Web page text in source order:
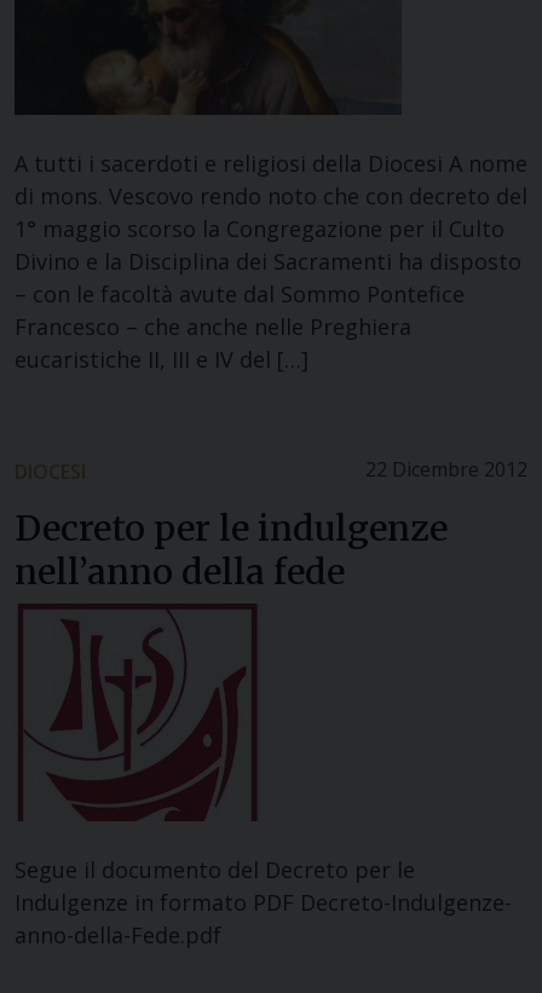
A tutti i sacerdoti e religiosi della Diocesi A nome
di mons. Vescovo rendo noto che con decreto del
1° maggio scorso la Congregazione per il Culto
Divino e la Disciplina dei Sacramenti ha disposto
– con le facoltà avute dal Sommo Pontefice
Francesco – che anche nelle Preghiera
eucaristiche II, III e IV del […]
22 Dicembre 2012
DIOCESI
Decreto per le indulgenze
nell’anno della fede
Segue il documento del Decreto per le
Indulgenze in formato PDF Decreto-Indulgenze-
anno-della-Fede.pdf